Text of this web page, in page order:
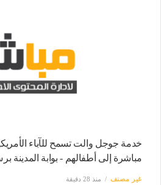
خدمة جوجل والت تسمح للآباء
مباشرة إلى أطفالهم - بوابة المدينة
غير مصنف منذ 28 دقيقة